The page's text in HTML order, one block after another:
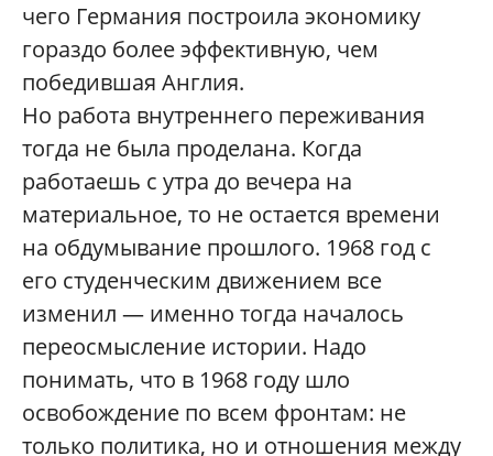
чего Германия построила экономику
гораздо более эффективную, чем
победившая Англия.
Но работа внутреннего переживания
тогда не была проделана. Когда
работаешь с утра до вечера на
материальное, то не остается времени
на обдумывание прошлого. 1968 год с
его студенческим движением все
изменил — именно тогда началось
переосмысление истории. Надо
понимать, что в 1968 году шло
освобождение по всем фронтам: не
только политика, но и отношения между